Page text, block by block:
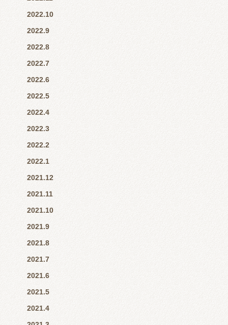
2022.10
2022.9
2022.8
2022.7
2022.6
2022.5
2022.4
2022.3
2022.2
2022.1
2021.12
2021.11
2021.10
2021.9
2021.8
2021.7
2021.6
2021.5
2021.4